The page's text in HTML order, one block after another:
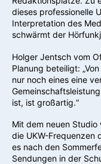
dieses professionelle
Interpretation des
schwärmt der
Holger Jentsch vom
Planung beteiligt:
nur noch eines eine
ist, ist großartig.“
Mit dem neuen
die UKW-Frequenzen
es nach den
Sendungen in der